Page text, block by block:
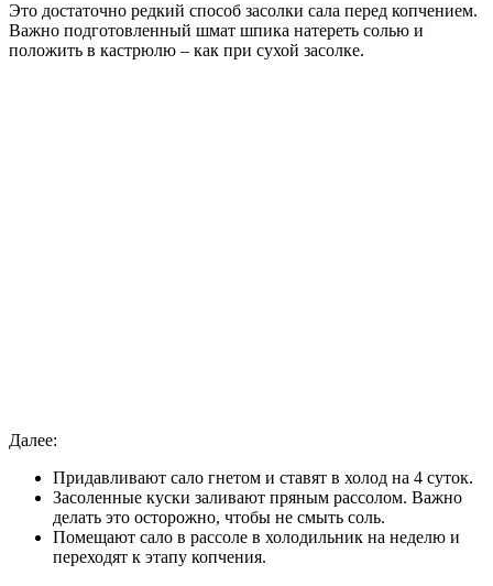
Это достаточно редкий способ засолки сала перед копчением.
Важно подготовленный шмат шпика натереть солью и
положить в кастрюлю – как при сухой засолке.
Далее:
Придавливают сало гнетом и ставят в холод на 4 суток.
Засоленные куски заливают пряным рассолом. Важно
делать это осторожно, чтобы не смыть соль.
Помещают сало в рассоле в холодильник на неделю и
переходят к этапу копчения.